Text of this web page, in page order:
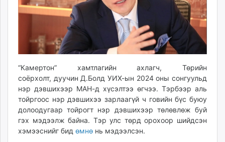
Livetv.mn
Eguur.mn
shuud.mn
eagle.mn
ergelt.mn
zarig.mn
today.mn
zuv.mn
mminfo.mn
ugluu.mn
“Камертон” хамтлагийн ахлагч, Төрийн
соёрхолт, дуучин Д.Болд УИХ-ын 2024 оны сонгуульд
нэр дэвшихээр МАН-д хүсэлтээ өгчээ. Тэрбээр аль
тойргоос нэр дэвшихээ зарлаагүй ч говийн бүс буюу
долоодугаар тойрогт нэр дэвшихээр төлөвлөж буй
гэх мэдээлж байна. Тэр улс төрд орохоор шийдсэн
хэмээснийг бид өмнө нь мэдээлсэн.